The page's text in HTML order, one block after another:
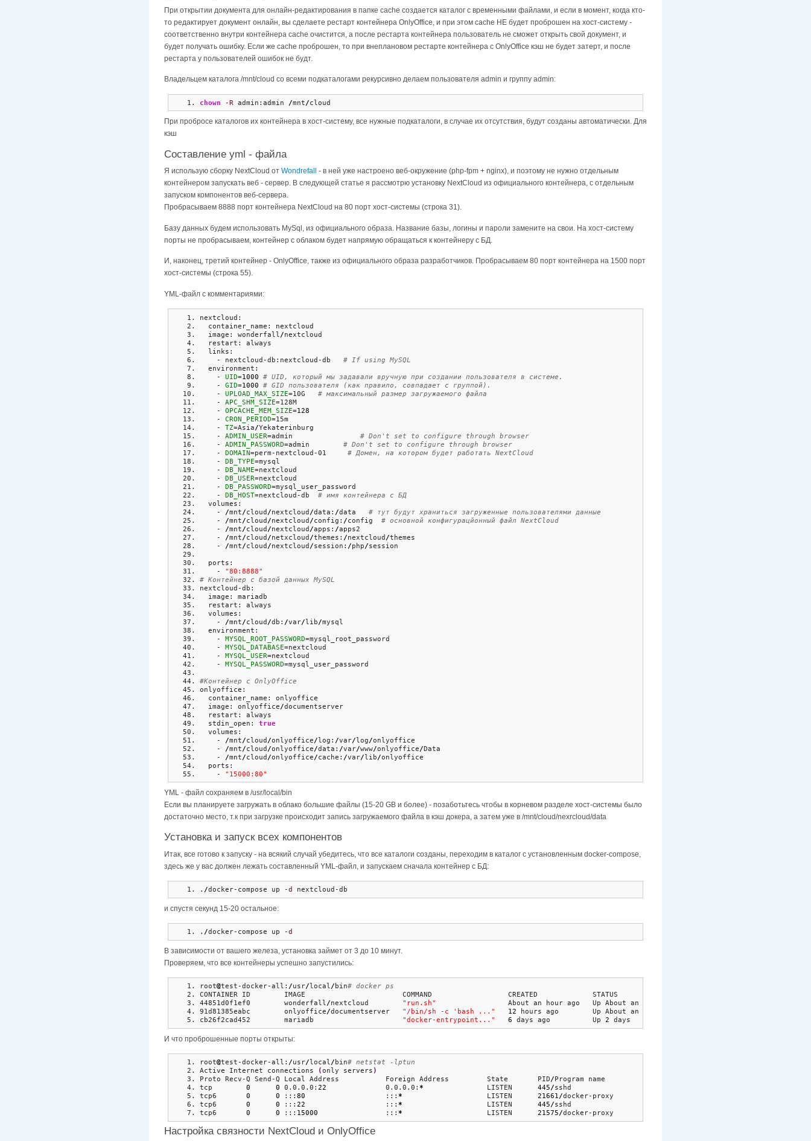
При открытии документа для онлайн-редактирования в папке cache создается каталог с временными файлами, и если в момент, когда кто-
то редактирует документ онлайн, вы сделаете рестарт контейнера OnlyOffice, и при этом cache НЕ будет проброшен на хост-систему -
соответственно внутри контейнера cache очистится, а после рестарта контейнера пользователь не сможет открыть свой документ, и
будет получать ошибку. Если же cache проброшен, то при внеплановом рестарте контейнера с OnlyOffice кэш не будет затерт, и после
рестарта у пользователей ошибок не будт.
Владельцем каталога /mnt/cloud со всеми подкаталогами рекурсивно делаем пользователя admin и группу admin:
chown -R admin:admin /mnt/cloud
При пробросе каталогов их контейнера в хост-систему, все нужные подкаталоги, в случае их отсутствия, будут созданы автоматически. Для
кэш
Составление yml - файла
Я использую сборку NextCloud от Wondrefall - в ней уже настроено веб-окружение (php-fpm + nginx), и поэтому не нужно отдельным
контейнером запускать веб - сервер. В следующей статье я рассмотрю установку NextCloud из официального контейнера, с отдельным
запуском компонентов веб-сервера.
Пробрасываем 8888 порт контейнера NextCloud на 80 порт хост-системы (строка 31).
Базу данных будем использовать MySql, из официального образа. Название базы, логины и пароли замените на свои. На хост-систему
порты не пробрасываем, контейнер с облаком будет напрямую обращаться к контейнеру с БД.
И, наконец, третий контейнер - OnlyOffice, также из официального образа разработчиков. Пробрасываем 80 порт контейнера на 1500 порт
хост-системы (строка 55).
YML-файл с комментариями:
nextcloud:
  container_name: nextcloud
  image: wonderfall
/nextcloud
  restart: always
  links:
    - nextcloud-db:nextcloud-db
# If using MySQL
  environment:
    -
UID=1000 # UID, который мы задавали вручную при создании пользователя в системе.
    -
GID=1000 # GID пользователя (как правило, совпадает с группой).
    -
UPLOAD_MAX_SIZE=10G # максимальный размер загружаемого файла
    -
APC_SHM_SIZE=128M
    -
OPCACHE_MEM_SIZE=128
    -
CRON_PERIOD=15m
    -
TZ=Asia/Yekaterinburg
    -
ADMIN_USER=admin # Don't set to configure through browser
    -
ADMIN_PASSWORD=admin # Don't set to configure through browser
    -
DOMAIN=perm-nextcloud-01 # Домен, на котором будет работать NextCloud
    -
DB_TYPE=mysql
    -
DB_NAME=nextcloud
    -
DB_USER=nextcloud
    -
DB_PASSWORD=mysql_user_password
    -
DB_HOST=nextcloud-db # имя контейнера с БД
  volumes:
    -
/mnt/cloud/nextcloud/data: /data # тут будут храниться загруженные пользователями данные
    -
/mnt/cloud/nextcloud/config: /config # основной конфигурацйонный файл NextCloud
    -
/mnt/cloud/nextcloud/apps: /apps2
    -
/mnt/cloud/netxcloud/themes: /nextcloud/themes
    -
/mnt/cloud/nextcloud/session: /php/session
  ports:
    -
"80:8888"
# Контейнер с базой данных MySQL
nextcloud-db:
  image: mariadb
  restart: always
  volumes:
    -
/mnt/cloud/db: /var/lib/mysql
  environment:
    -
MYSQL_ROOT_PASSWORD=mysql_root_password
    -
MYSQL_DATABASE=nextcloud
    -
MYSQL_USER=nextcloud
    -
MYSQL_PASSWORD=mysql_user_password
#Контейнер с OnlyOffice
onlyoffice:
  container_name: onlyoffice
  image: onlyoffice
/documentserver
  restart: always
  stdin_open:
true
  volumes:
    -
/mnt/cloud/onlyoffice/log: /var/log/onlyoffice
    -
/mnt/cloud/onlyoffice/data: /var/www/onlyoffice/Data
    -
/mnt/cloud/onlyoffice/cache: /var/lib/onlyoffice
  ports:
    -
"15000:80"
YML - файл сохраняем в /usr/local/bin
Если вы планируете загружать в облако большие файлы (15-20 GB и более) - позаботьтесь чтобы в корневом разделе хост-системы было
достаточно место, т.к при загрузке происходит запись загружаемого файла в кэш докера, а затем уже в /mnt/cloud/nexrcloud/data
Установка и запуск всех компонентов
Итак, все готово к запуску - на всякий случай убедитесь, что все каталоги созданы, переходим в каталог с установленным docker-compose,
здесь же у вас должен лежать составленный YML-файл, и запускаем сначала контейнер с БД:
. /docker-compose up -d nextcloud-db
и спустя секунд 15-20 остальное:
. /docker-compose up -d
В зависимости от вашего железа, установка займет от 3 до 10 минут.
Проверяем, что все контейнеры успешно запустились:
root@test-docker-all: /usr/local/ bin# docker ps
CONTAINER ID        IMAGE                       COMMAND                  CREATED             STATUS              PORTS
44851d0f1ef0        wonderfall/nextcloud "run.sh"
                 About an hour ago   Up About an hour    0.0.0.0:
91d81385eabc        onlyoffice/documentserver "/bin/sh -c 'bash ..." 12 hours ago        Up About an hour
cb26f2cad452        mariadb
"docker-entrypoint..." 6 days ago          Up 2 days
И что проброшенные порты открыты:
root@test-docker-all: /usr/local/ bin# netstat -lptun
Active Internet connections
(only servers)
Proto Recv-Q Send-Q Local Address           Foreign Address         State       PID/Program name
tcp 0 0 0.0.0.0: 22
              0.0.0.0:
*
               LISTEN
445/sshd
tcp6 0 0 ::: 80
                   :::
*
                    LISTEN
21661/docker-proxy
tcp6 0 0 ::: 22
                   :::
*
                    LISTEN
445/sshd
tcp6 0 0 ::: 15000
                :::
*
                    LISTEN
21575/docker-proxy
Настройка связности NextCloud и OnlyOffice